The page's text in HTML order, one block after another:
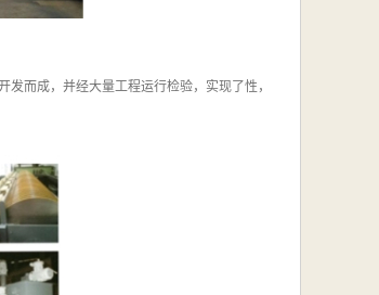
而成，并经大量工程运行检验，实现了性，